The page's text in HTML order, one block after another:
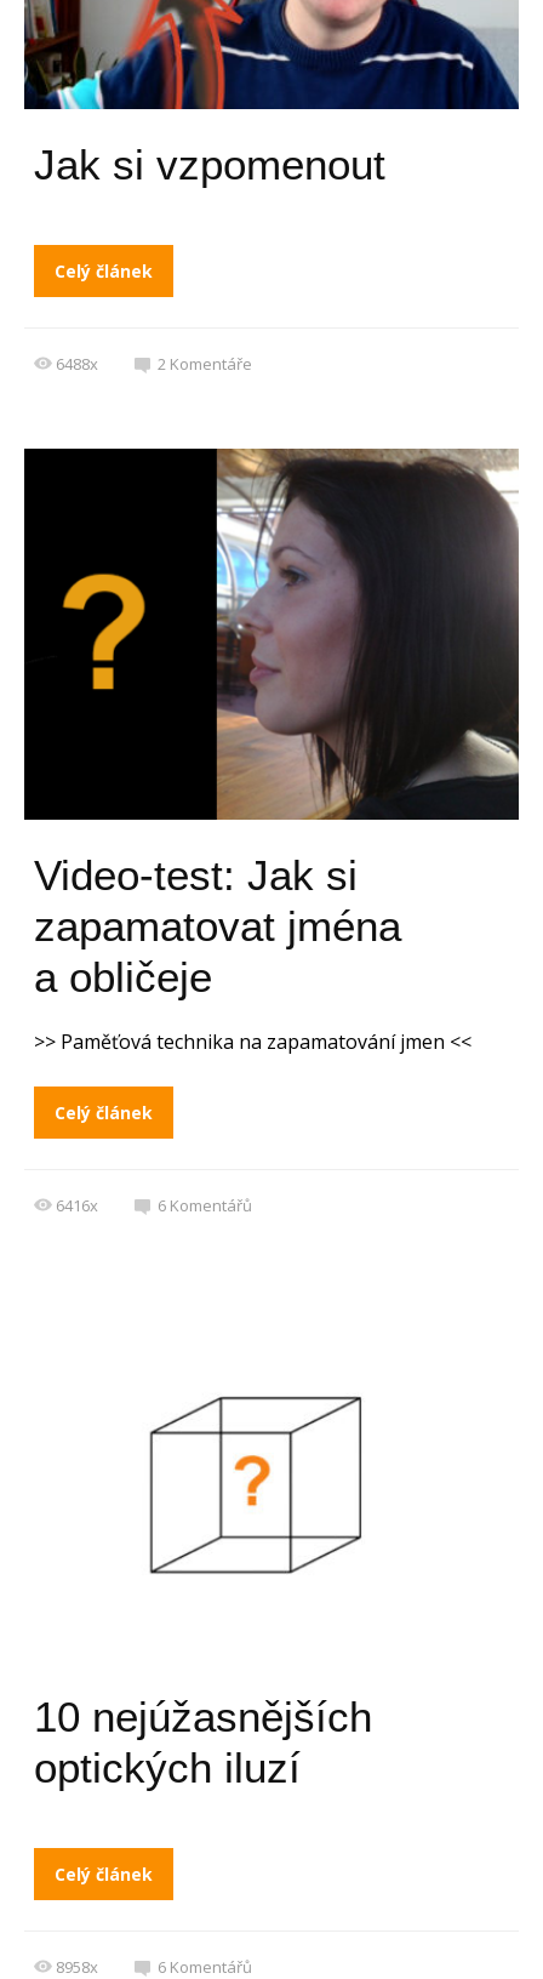
Jak si vzpomenout
Celý článek
6488x 2 Komentáře
Video-test: Jak si
zapamatovat jména
a obličeje
>> Paměťová technika na zapamatování jmen <<
Celý článek
6416x 6 Komentářů
10 nejúžasnějších
optických iluzí
Celý článek
8958x 6 Komentářů